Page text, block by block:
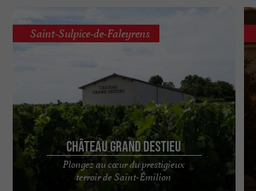
Château Grand Destieu
Plongez au cœur du prestigieux
terroir de Saint-Émilion
Saint-Sulpice-de-Faleyrens
Créé en 1930, le Château Grand Destieu se situe
dans la partie méridionale de la Juridiction de